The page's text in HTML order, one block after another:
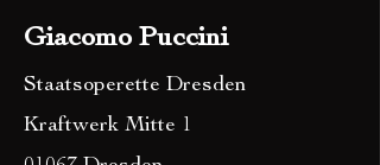
Giacomo Puccini
Staatsoperette Dresden
Kraftwerk Mitte 1